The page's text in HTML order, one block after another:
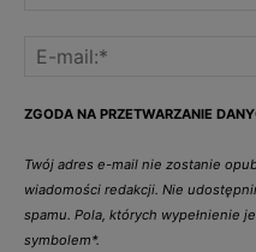
ZGODA NA PRZETWARZANIE
Twój adres e-mail nie zostanie
wiadomości redakcji. Nie
spamu. Pola, których wypełnienie
symbolem*.